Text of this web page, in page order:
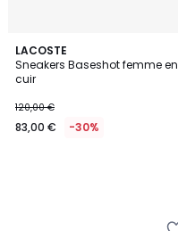
LACOSTE
Sneakers Baseshot femme en
cuir
120,00 €
83,00 € -30%